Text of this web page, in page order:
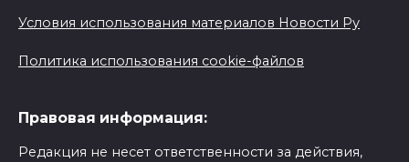
Условия использования материалов Новости Ру
Политика использования cookie-файлов
Правовая информация:
Редакция не несет ответственности за действия,